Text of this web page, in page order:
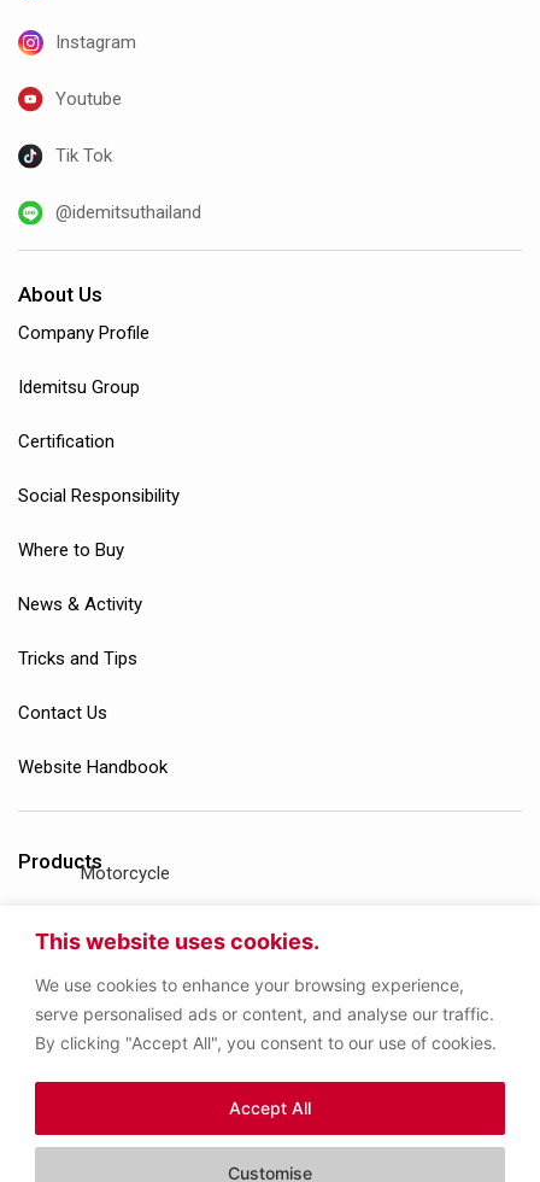
This website uses cookies.
We use cookies to enhance your browsing experience,
serve personalised ads or content, and analyse our traffic.
By clicking "Accept All", you consent to our use of cookies.
Customise
Accept All
Instagram
Youtube
Tik Tok
@idemitsuthailand
About Us
Company Profile
Idemitsu Group
Certification
Social Responsibility
Where to Buy
News & Activity
Tricks and Tips
Contact Us
Website Handbook
ProductsMotorcycle
Gasoline Engine